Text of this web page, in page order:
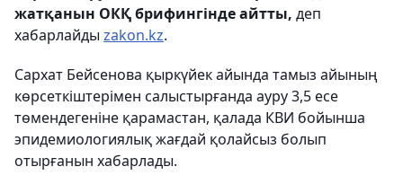
жатқанын ОКҚ брифингінде айтты, деп
хабарлайды zakon.kz.
Сархат Бейсенова қыркүйек айында тамыз айының
көрсеткіштерімен салыстырғанда ауру 3,5 есе
төмендегеніне қарамастан, қалада КВИ бойынша
эпидемиологиялық жағдай қолайсыз болып
отырғанын хабарлады.